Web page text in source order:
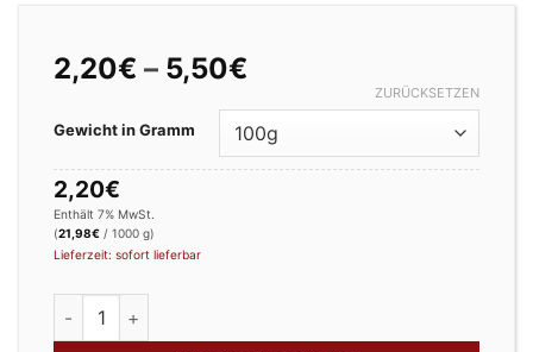
2,20€ – 5,50€
bis
5,50€
Gewicht in Gramm
ZURÜCKSETZEN
2,20€
Enthält 7% MwSt.
(21,98€ / 1000 g)
Lieferzeit: sofort lieferbar
Leberpastete Menge